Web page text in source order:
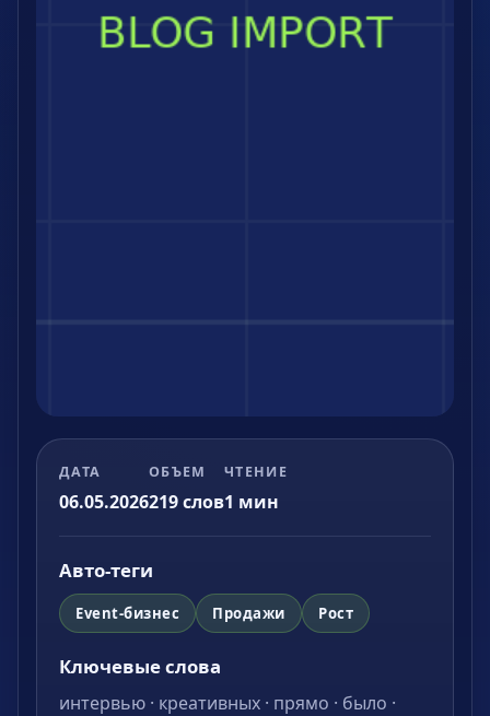
ДАТА
06.05.2026
ОБЪЕМ
219слов
ЧТЕНИЕ
1 мин
Авто-теги
Event-бизнес Продажи Рост
Ключевые слова
интервью · креативных · прямо · было ·